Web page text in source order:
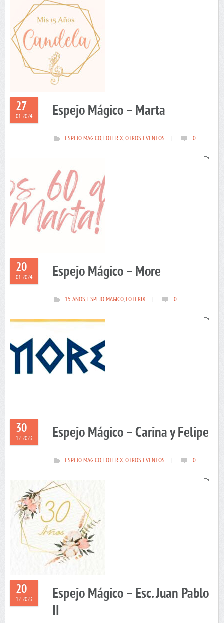
27
01 2024 Espejo Mágico – Marta
ESPEJO MAGICO,FOTERIX,OTROS EVENTOS 0
20
01 2024 Espejo Mágico – More
15 AÑOS,ESPEJO MAGICO,FOTERIX 0
30
12 2023 Espejo Mágico – Carina y Felipe
ESPEJO MAGICO,FOTERIX,OTROS EVENTOS 0
20
12 2023
Espejo Mágico – Esc. Juan Pablo
II